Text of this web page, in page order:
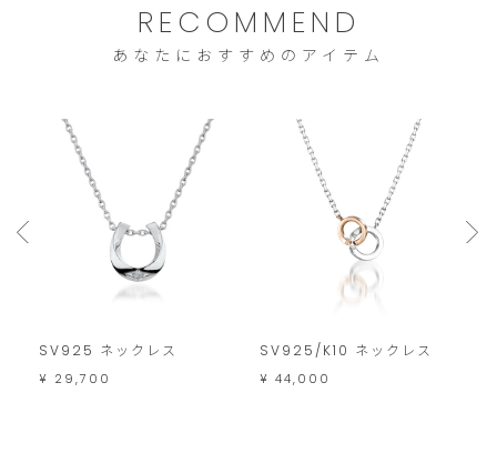
ま
す。
RECOMMEND
あなたにおすすめのアイテム
SV925 ネックレス
¥ 29,700
SV925/K10 ネックレス
¥ 44,000